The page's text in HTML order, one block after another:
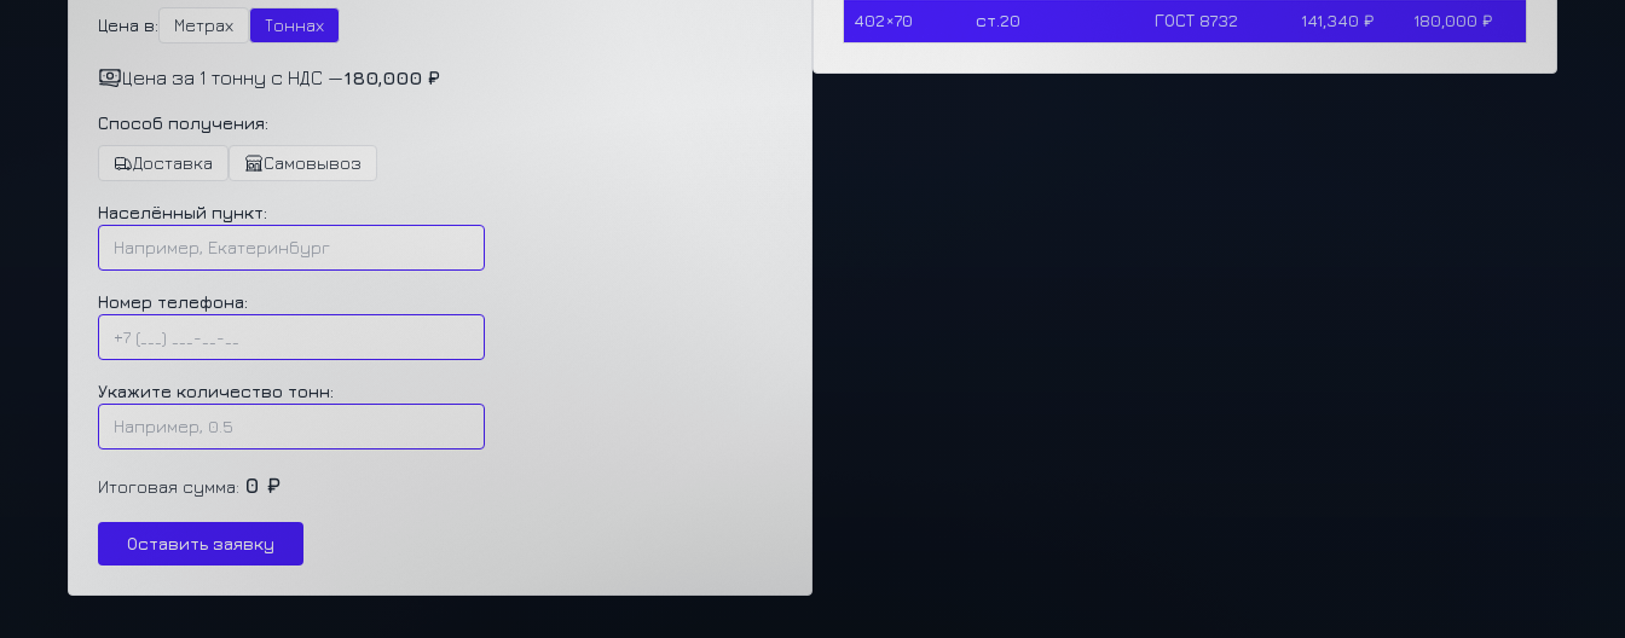
402×70
ст.20 ГОСТ 8732 141,340 ₽ 180,000 ₽
Цена в: Метрах Тоннах
Цена за 1 тонну с НДС —180,000 ₽
Способ получения:
Доставка
Самовывоз
Населённый пункт:
Номер телефона:
Укажите количество тонн:
Итоговая сумма: 0 ₽
Оставить заявку